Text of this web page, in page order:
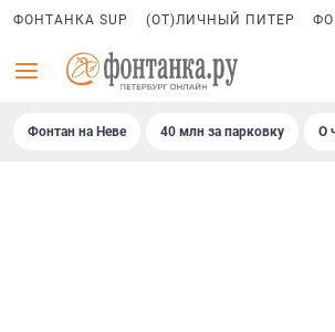
ФОНТАНКА SUP (ОТ)ЛИЧНЫЙ ПИТЕР
Фонтан на Неве 40 млн за парковку О